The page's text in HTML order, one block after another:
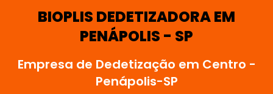
BIOPLIS DEDETIZADORA EM
PENÁPOLIS - SP
Empresa de Dedetização em Centro -
Penápolis-SP